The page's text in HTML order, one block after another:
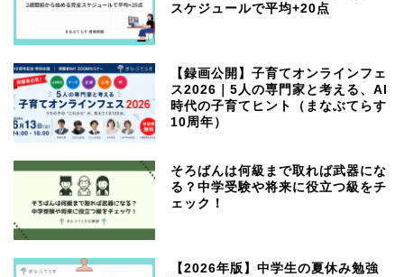
スケジュールで平均+20点
【録画公開】子育てオンラインフェ
ス2026｜5人の専門家と考える、AI
時代の子育てヒント（まなぶてらす
10周年）
そろばんは何級まで取れば武器にな
る？中学受験や将来に役立つ級をチ
ェック！
【2026年版】中学生の夏休み勉強